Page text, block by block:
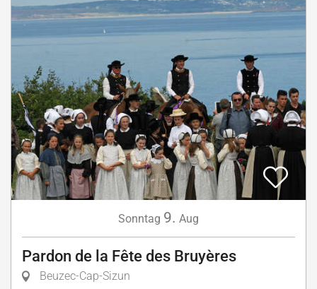
Sonntag 9. Aug
Pardon de la Fête des Bruyères
Beuzec-Cap-Sizun